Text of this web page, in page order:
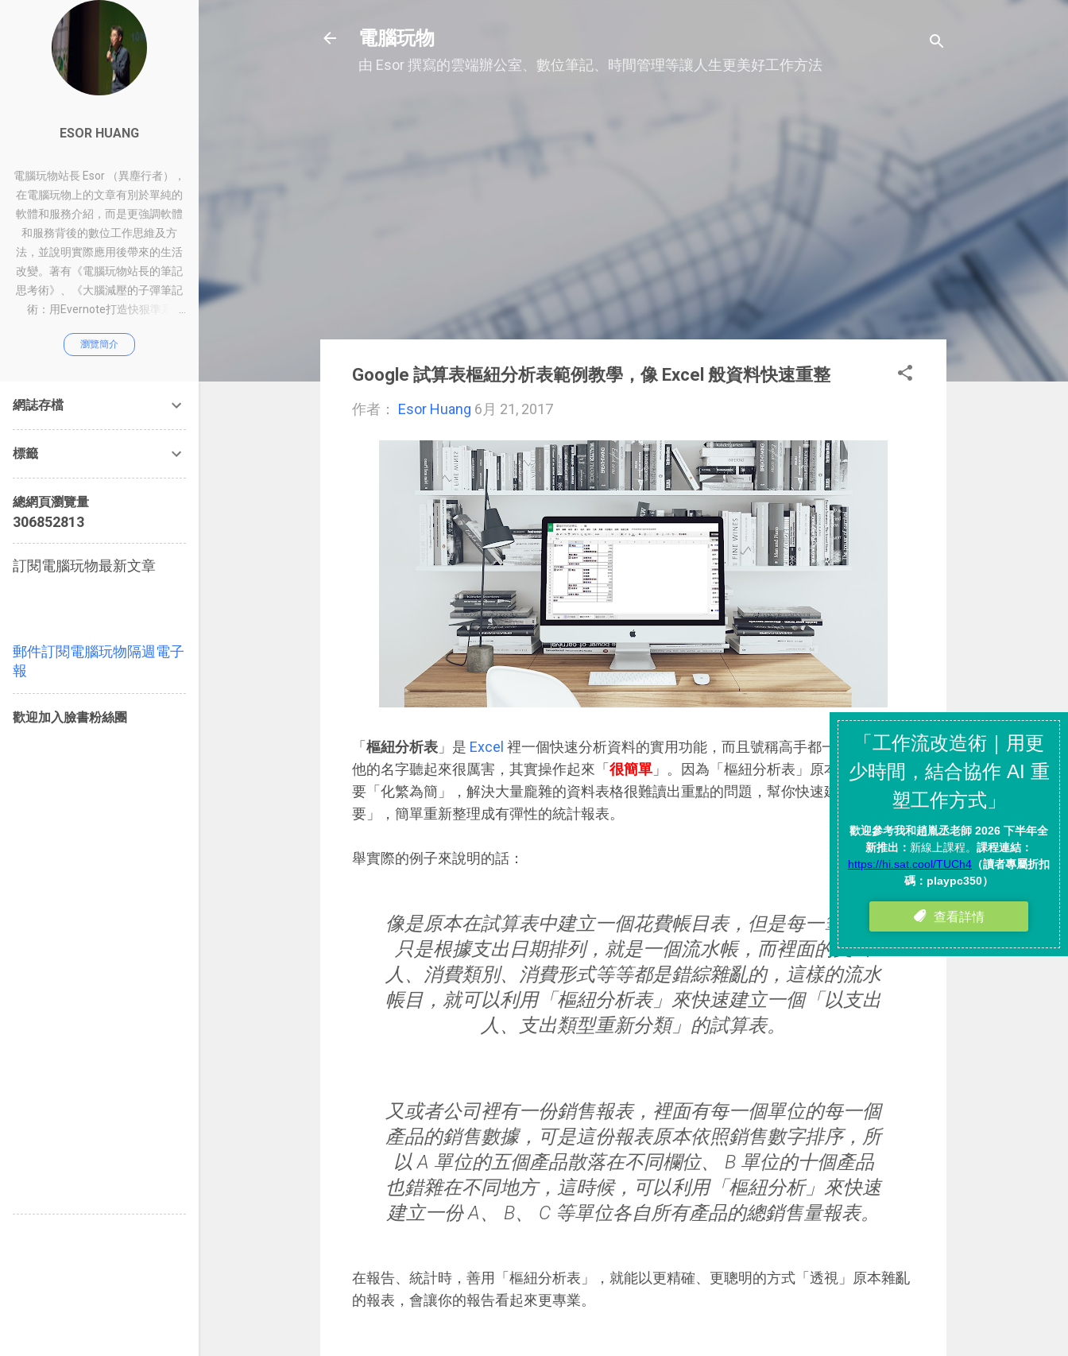
電腦玩物
由 Esor 撰寫的雲端辦公室、數位筆記、時間管理等讓人生更美好工作方法
Google 試算表樞紐分析表範例教學，像 Excel 般資料快速重整
作者： Esor Huang 6月 21, 2017
「 樞紐分析表 」是 Excel 裡一個快速分析資料的實用功能，而且號稱高手都一定要會用，
他的名字聽起來很厲害，其實操作起來「 很簡單 」。因為「樞紐分析表」原本的目的就是
要「化繁為簡」，解決大量龐雜的資料表格很難讀出重點的問題，幫你快速建立起「摘
要」，簡單重新整理成有彈性的統計報表。
舉實際的例子來說明的話：
像是原本在試算表中建立一個花費帳目表，但是每一筆花費
只是根據支出日期排列，就是一個流水帳，而裡面的支出
人、消費類別、消費形式等等都是錯綜雜亂的，這樣的流水
帳目，就可以利用「樞紐分析表」來快速建立一個「以支出
人、支出類型重新分類」的試算表。
又或者公司裡有一份銷售報表，裡面有每一個單位的每一個
產品的銷售數據，可是這份報表原本依照銷售數字排序，所
以 A 單位的五個產品散落在不同欄位、 B 單位的十個產品
也錯雜在不同地方，這時候，可以利用「樞紐分析」來快速
建立一份 A、 B、 C 等單位各自所有產品的總銷售量報表。
在報告、統計時，善用「樞紐分析表」，就能以更精確、更聰明的方式「透視」原本雜亂
的報表，會讓你的報告看起來更專業。
ESOR HUANG
電腦玩物站長 Esor （異塵行者），
在電腦玩物上的文章有別於單純的
軟體和服務介紹，而是更強調軟體
和服務背後的數位工作思維及方
法，並說明實際應用後帶來的生活
改變。著有《電腦玩物站長的筆記
思考術》、《大腦減壓的子彈筆記
術：用Evernote打造快狠準系
作術：從職場到人生的100個聰明
瀏覽簡介
網誌存檔
標籤
總網頁瀏覽量
306852813
訂閱電腦玩物最新文章
郵件訂閱電腦玩物隔週電子
報
歡迎加入臉書粉絲團